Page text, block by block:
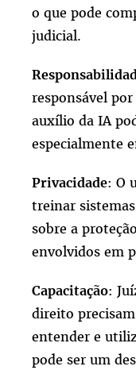
o que pode
judicial.
responsável
auxílio da IA
especialmente
Privacidade: O
treinar
sobre a
envolvidos em
Capacitação:
direito
entender e
pode ser um